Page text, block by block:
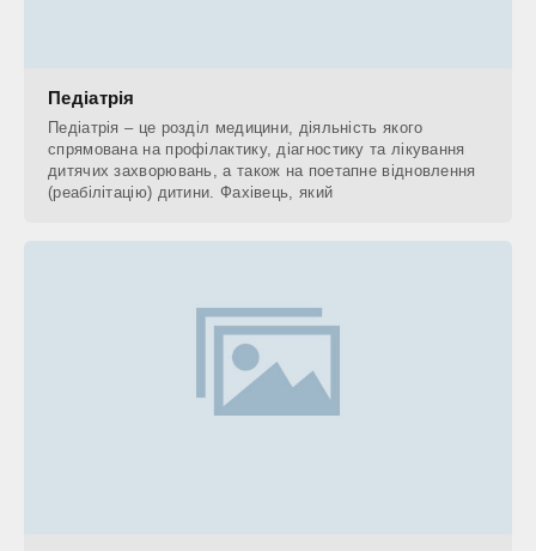
Педіатрія
Педіатрія – це розділ медицини, діяльність якого
спрямована на профілактику, діагностику та лікування
дитячих захворювань, а також на поетапне відновлення
(реабілітацію) дитини. Фахівець, який